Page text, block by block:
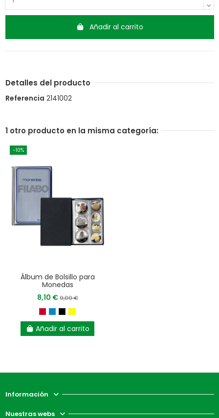
Añadir al carrito
Detalles del producto
Referencia 2141002
1 otro producto en la misma categoría:
-10%
Álbum de Bolsillo para
Monedas
8,10 €9,00 €
Añadir al carrito
Información
Nuestras webs